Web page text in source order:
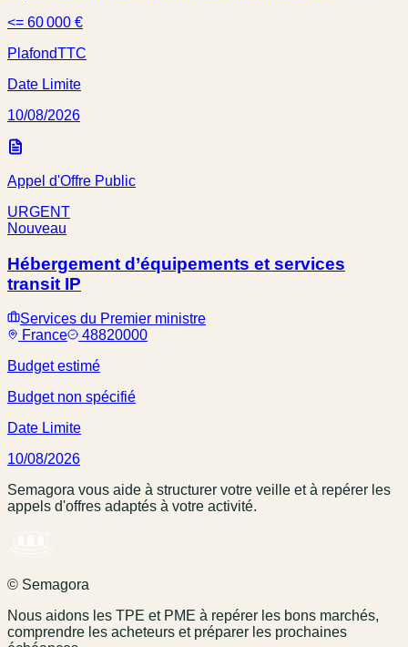
<= 60 000 €
PlafondTTC
Date Limite
10/08/2026
Appel d'Offre Public
URGENT
Nouveau
Hébergement d’équipements et services
transit IP
Services du Premier ministre
France
48820000
Budget estimé
Budget non spécifié
Date Limite
10/08/2026
Semagora vous aide à structurer votre veille et à repérer les
appels d'offres adaptés à votre activité.
© Semagora
Nous aidons les TPE et PME à repérer les bons marchés,
comprendre les acheteurs et préparer les prochaines